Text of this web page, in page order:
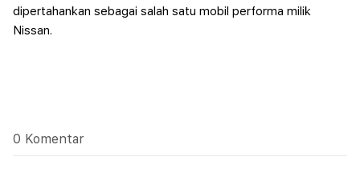
dipertahankan sebagai salah satu mobil performa milik
Nissan.
0 Komentar